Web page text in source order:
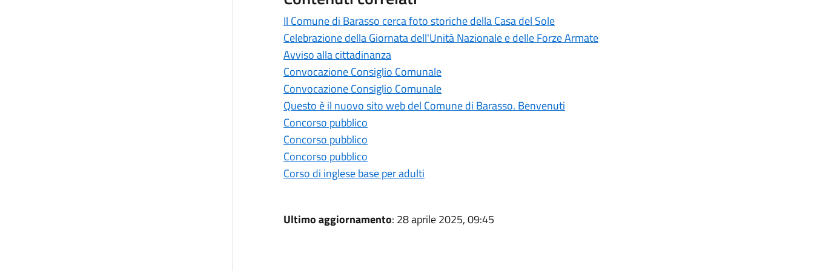
Il Comune di Barasso cerca foto storiche della Casa del Sole
Celebrazione della Giornata dell'Unità Nazionale e delle Forze Armate
Avviso alla cittadinanza
Convocazione Consiglio Comunale
Convocazione Consiglio Comunale
Questo è il nuovo sito web del Comune di Barasso. Benvenuti
Concorso pubblico
Concorso pubblico
Concorso pubblico
Corso di inglese base per adulti
Ultimo aggiornamento: 28 aprile 2025, 09:45